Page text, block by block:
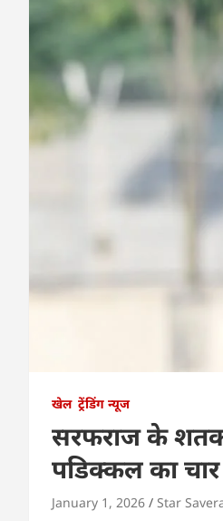
खेल ट्रेंडिंग न्यूज
सरफराज के शतक
पडिक्कल का
January 1, 2026 Star